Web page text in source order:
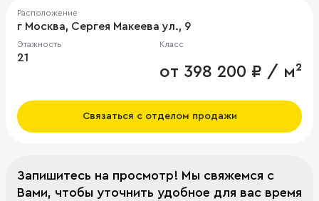
Расположение
г Москва, Сергея Макеева ул., 9
Этажность
21
Класс
от 398 200 ₽ / м²
Связаться с отделом продажи
Запишитесь на просмотр! Мы свяжемся с
Вами, чтобы уточнить удобное для вас время